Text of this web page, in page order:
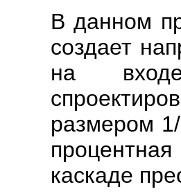
В данном
создает
на
размером
каскаде